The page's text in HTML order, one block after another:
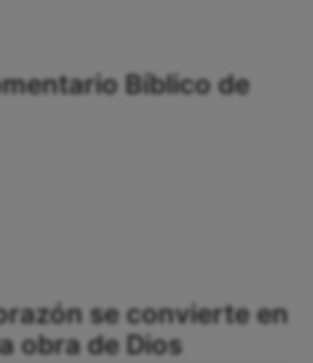
Bíblico de
se convierte en
obra de Dios